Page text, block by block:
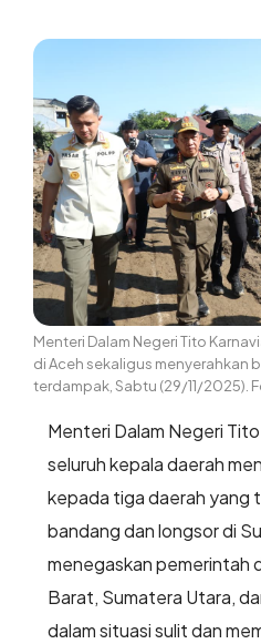
Menteri Dalam Negeri Tito
di Aceh sekaligus menyerahkan
terdampak, Sabtu (29/11/2025).
Menteri Dalam Negeri
seluruh kepala daerah
kepada tiga daerah yang
bandang dan longsor di
menegaskan pemerintah
Barat, Sumatera Utara,
dalam situasi sulit dan